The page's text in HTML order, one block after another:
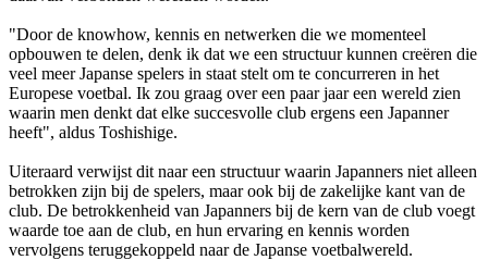
"Door de knowhow, kennis en netwerken die we momenteel
opbouwen te delen, denk ik dat we een structuur kunnen creëren die
veel meer Japanse spelers in staat stelt om te concurreren in het
Europese voetbal. Ik zou graag over een paar jaar een wereld zien
waarin men denkt dat elke succesvolle club ergens een Japanner
heeft", aldus Toshishige.
Uiteraard verwijst dit naar een structuur waarin Japanners niet alleen
betrokken zijn bij de spelers, maar ook bij de zakelijke kant van de
club. De betrokkenheid van Japanners bij de kern van de club voegt
waarde toe aan de club, en hun ervaring en kennis worden
vervolgens teruggekoppeld naar de Japanse voetbalwereld.